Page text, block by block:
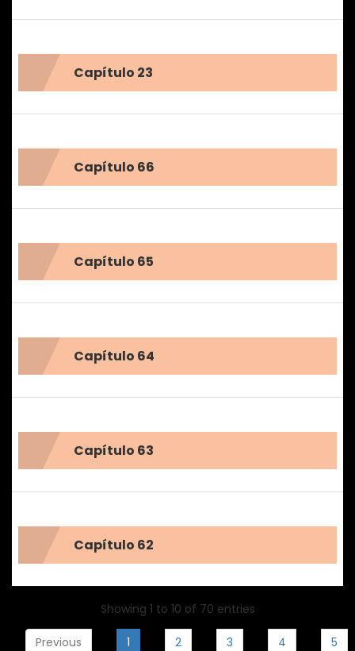
Capítulo 23
Capítulo 66
Capítulo 65
Capítulo 64
Capítulo 63
Capítulo 62
Showing 1 to 10 of 70 entries
Previous 1 2 3 4 5